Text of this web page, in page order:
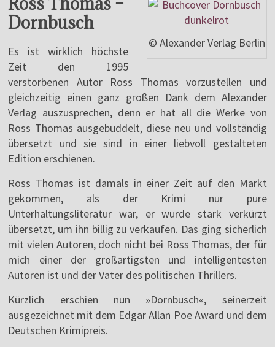
© Alexander Verlag Berlin
Dornbusch
Es ist wirklich höchste
Zeit den 1995
verstorbenen Autor Ross Thomas vorzustellen und
gleichzeitig einen ganz großen Dank dem Alexander
Verlag auszusprechen, denn er hat all die Werke von
Ross Thomas ausgebuddelt, diese neu und vollständig
übersetzt und sie sind in einer liebvoll gestalteten
Edition erschienen.
Ross Thomas ist damals in einer Zeit auf den Markt
gekommen, als der Krimi nur pure
Unterhaltungsliteratur war, er wurde stark verkürzt
übersetzt, um ihn billig zu verkaufen. Das ging sicherlich
mit vielen Autoren, doch nicht bei Ross Thomas, der für
mich einer der großartigsten und intelligentesten
Autoren ist und der Vater des politischen Thrillers.
Kürzlich erschien nun »Dornbusch«, seinerzeit
ausgezeichnet mit dem Edgar Allan Poe Award und dem
Deutschen Krimipreis.